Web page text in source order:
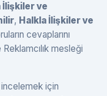
İlişkiler ve
, Halkla İlişkiler ve
cevaplarını
mesleği
için